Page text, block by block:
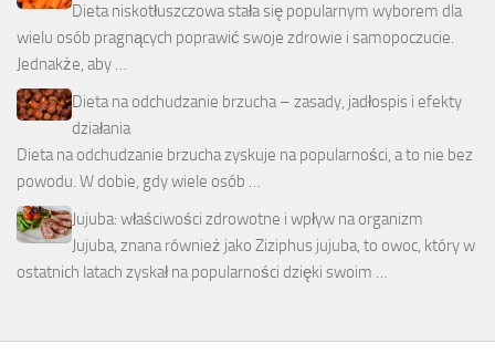
Dieta niskotłuszczowa stała się popularnym wyborem dla
wielu osób pragnących poprawić swoje zdrowie i samopoczucie.
Jednakże, aby …
Dieta na odchudzanie brzucha – zasady, jadłospis i efekty
działania
Dieta na odchudzanie brzucha zyskuje na popularności, a to nie bez
powodu. W dobie, gdy wiele osób …
Jujuba: właściwości zdrowotne i wpływ na organizm
Jujuba, znana również jako Ziziphus jujuba, to owoc, który w
ostatnich latach zyskał na popularności dzięki swoim …